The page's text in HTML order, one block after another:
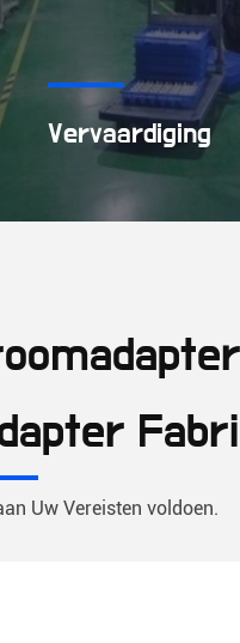
Vervaardiging
Uw Vereisten voldoen.